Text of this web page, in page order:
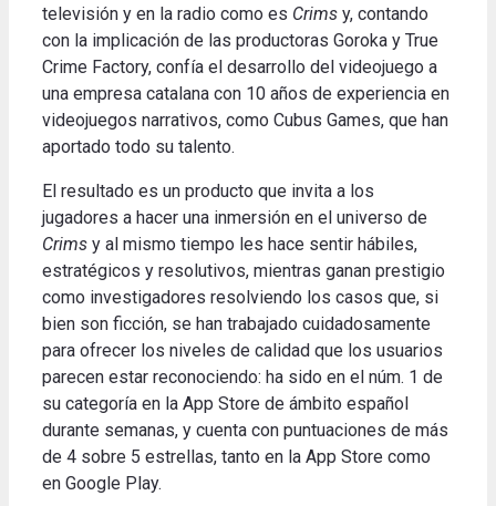
televisión y en la radio como es Crims y, contando
con la implicación de las productoras Goroka y True
Crime Factory, confía el desarrollo del videojuego a
una empresa catalana con 10 años de experiencia en
videojuegos narrativos, como Cubus Games, que han
aportado todo su talento.
El resultado es un producto que invita a los
jugadores a hacer una inmersión en el universo de
Crims y al mismo tiempo les hace sentir hábiles,
estratégicos y resolutivos, mientras ganan prestigio
como investigadores resolviendo los casos que, si
bien son ficción, se han trabajado cuidadosamente
para ofrecer los niveles de calidad que los usuarios
parecen estar reconociendo: ha sido en el núm. 1 de
su categoría en la App Store de ámbito español
durante semanas, y cuenta con puntuaciones de más
de 4 sobre 5 estrellas, tanto en la App Store como
en Google Play.